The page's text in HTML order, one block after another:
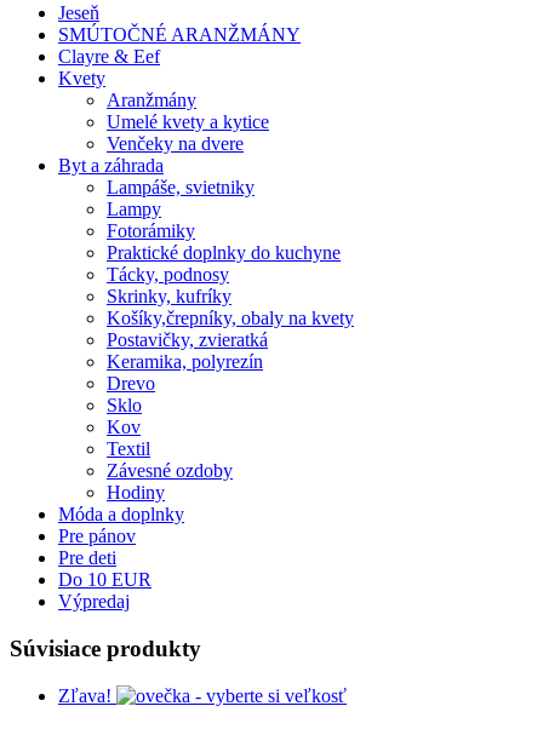
Jeseň
SMÚTOČNÉ ARANŽMÁNY
Clayre & Eef
Kvety
Aranžmány
Umelé kvety a kytice
Venčeky na dvere
Byt a záhrada
Lampáše, svietniky
Lampy
Fotorámiky
Praktické doplnky do kuchyne
Tácky, podnosy
Skrinky, kufríky
Košíky,črepníky, obaly na kvety
Postavičky, zvieratká
Keramika, polyrezín
Drevo
Sklo
Kov
Textil
Závesné ozdoby
Hodiny
Móda a doplnky
Pre pánov
Pre deti
Do 10 EUR
Výpredaj
Súvisiace produkty
Zľava!